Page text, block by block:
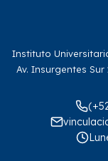
Instituto
Av. Insurgentes